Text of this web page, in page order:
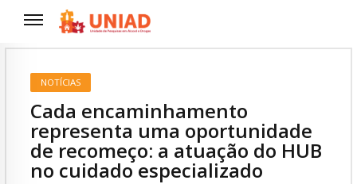
NOTÍCIAS
Cada encaminhamento
representa uma oportunidade
de recomeço: a atuação do HUB
no cuidado especializado